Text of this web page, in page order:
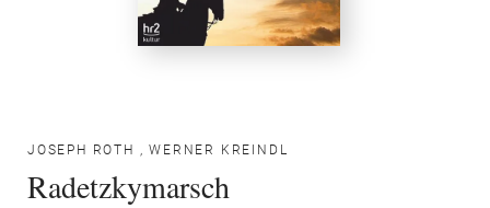
JOSEPH ROTH ,WERNER KREINDL
Radetzkymarsch